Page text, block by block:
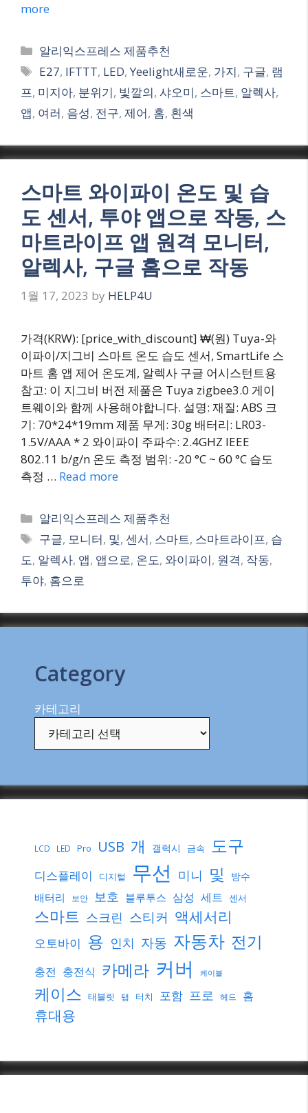
more
Categories
알리익스프레스 제품추천
Tags
E27, IFTTT, LED,Yeelight새로운, 가지, 구글, 램
프, 미지아, 분위기, 빛깔의, 샤오미, 스마트, 알렉사,
앱, 여러, 음성, 전구, 제어, 홈, 흰색
스마트 와이파이 온도 및 습
도 센서, 투야 앱으로 작동, 스
마트라이프 앱 원격 모니터,
알렉사, 구글 홈으로 작동
1월 17, 2023 by HELP4U
가격(KRW): [price_with_discount] ₩(원) Tuya-와
이파이/지그비 스마트 온도 습도 센서, SmartLife 스
마트 홈 앱 제어 온도계, 알렉사 구글 어시스턴트용
참고: 이 지그비 버전 제품은 Tuya zigbee3.0 게이
트웨이와 함께 사용해야합니다. 설명: 재질: ABS 크
기: 70*24*19mm 제품 무게: 30g 배터리: LR03-
1.5V/AAA * 2 와이파이 주파수: 2.4GHZ IEEE
802.11 b/g/n 온도 측정 범위: -20 °C ~ 60 °C 습도
측정 … Read more
Categories
알리익스프레스 제품추천
Tags
구글, 모니터, 및,센서, 스마트, 스마트라이프, 습
도, 알렉사, 앱, 앱으로, 온도, 와이파이, 원격, 작동,
투야, 홈으로
Category
카테고리
LCD LED Pro USB 개 갤럭시 금속 도구
디스플레이 디지털 무선 미니 및 방수
배터리 보안 보호 블루투스 삼성 세트 센서
스마트 스크린 스티커 액세서리
오토바이 용 인치 자동 자동차 전기
충전 충전식 카메라 커버 케이블
케이스 태블릿 탭 터치 포함 프로 헤드 홈
휴대용